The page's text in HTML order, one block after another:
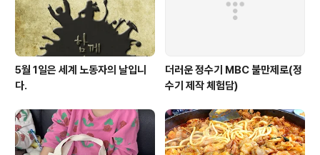
5월 1일은 세계 노동자의 날입니
다.
더러운 정수기 MBC 불만제로(정
수기 제작 체험담)